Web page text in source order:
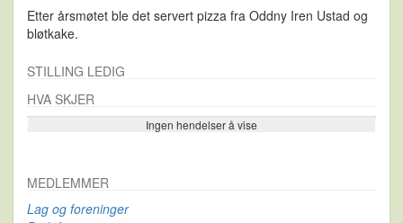
Etter årsmøtet ble det servert pizza fra Oddny Iren Ustad og
bløtkake.
STILLING LEDIG
HVA SKJER
Ingen hendelser å vise
Se flere…
MEDLEMMER
Lag og foreninger